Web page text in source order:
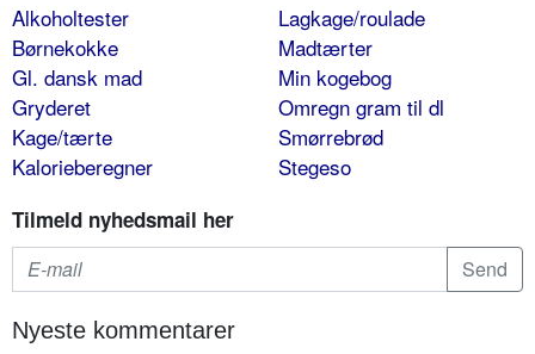
Alkoholtester
Børnekokke
Gl. dansk mad
Gryderet
Kage/tærte
Kalorieberegner
Lagkage/roulade
Madtærter
Min kogebog
Omregn gram til dl
Smørrebrød
Stegeso
Tilmeld nyhedsmail her
Nyeste kommentarer